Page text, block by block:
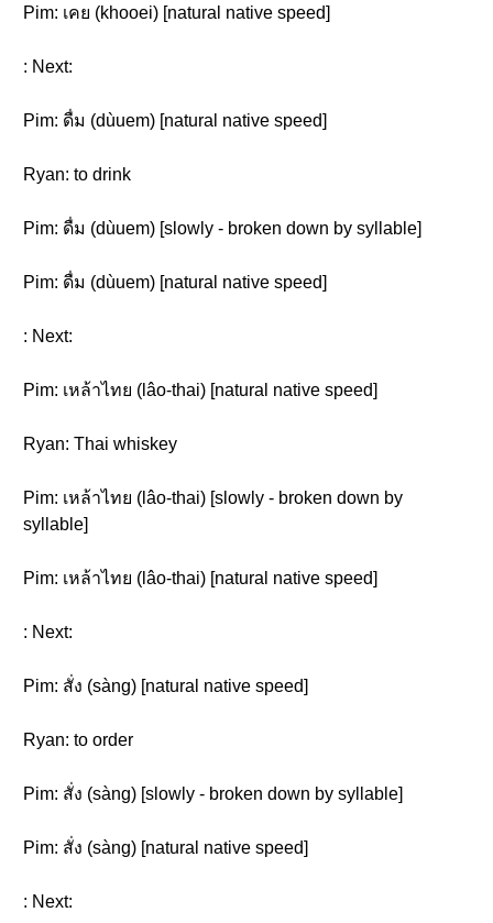
Pim: เคย (khooei) [natural native speed]
: Next:
Pim: ดื่ม (dùuem) [natural native speed]
Ryan: to drink
Pim: ดื่ม (dùuem) [slowly - broken down by syllable]
Pim: ดื่ม (dùuem) [natural native speed]
: Next:
Pim: เหล้าไทย (lâo-thai) [natural native speed]
Ryan: Thai whiskey
Pim: เหล้าไทย (lâo-thai) [slowly - broken down by
syllable]
Pim: เหล้าไทย (lâo-thai) [natural native speed]
: Next:
Pim: สั่ง (sàng) [natural native speed]
Ryan: to order
Pim: สั่ง (sàng) [slowly - broken down by syllable]
Pim: สั่ง (sàng) [natural native speed]
: Next: